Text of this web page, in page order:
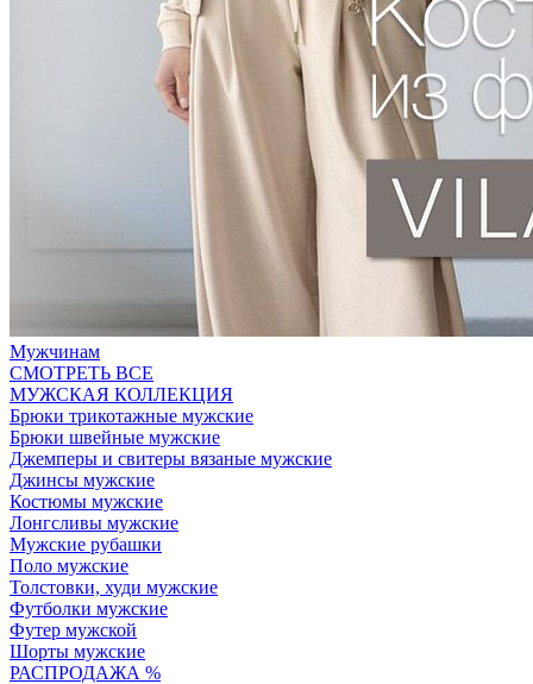
Мужчинам
СМОТРЕТЬ ВСЕ
МУЖСКАЯ КОЛЛЕКЦИЯ
Брюки трикотажные мужские
Брюки швейные мужские
Джемперы и свитеры вязаные мужские
Джинсы мужские
Костюмы мужские
Лонгсливы мужские
Мужские рубашки
Поло мужские
Толстовки, худи мужские
Футболки мужские
Футер мужской
Шорты мужские
РАСПРОДАЖА %